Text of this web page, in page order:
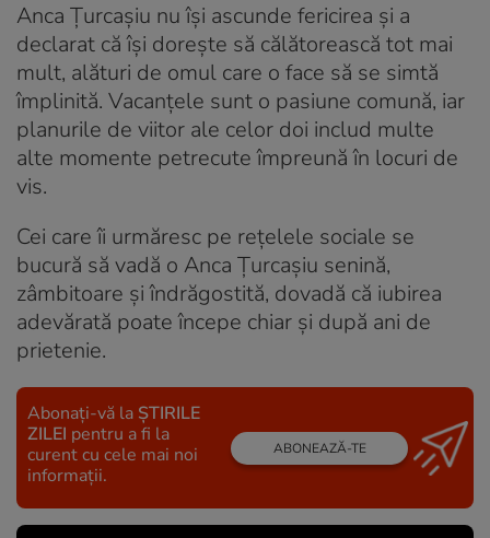
Anca Țurcașiu nu își ascunde fericirea și a
declarat că își dorește să călătorească tot mai
mult, alături de omul care o face să se simtă
împlinită. Vacanțele sunt o pasiune comună, iar
planurile de viitor ale celor doi includ multe
alte momente petrecute împreună în locuri de
vis.
Cei care îi urmăresc pe rețelele sociale se
bucură să vadă o Anca Țurcașiu senină,
zâmbitoare și îndrăgostită, dovadă că iubirea
adevărată poate începe chiar și după ani de
prietenie.
Abonați-vă la ȘTIRILE
ZILEI pentru a fi la
curent cu cele mai noi
informații.
ABONEAZĂ-TE